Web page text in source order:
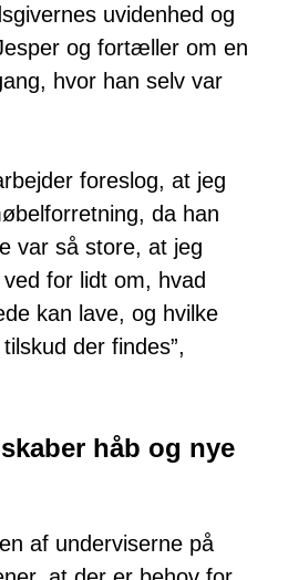
uvidenhed og
og fortæller om en
hvor han selv var
foreslog, at jeg
da han
var så store, at jeg
for lidt om, hvad
kan lave, og hvilke
der findes”,
håb og nye
af underviserne på